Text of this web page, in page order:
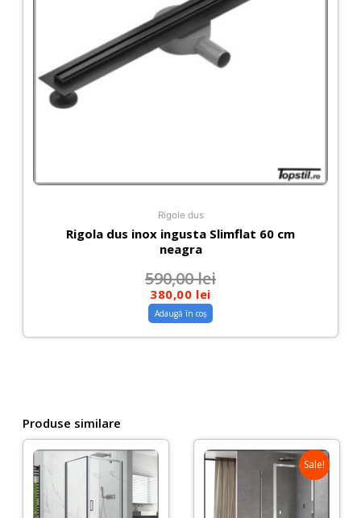
Rigole dus
Rigola dus inox ingusta Slimflat 60 cm
neagra
590,00lei
380,00 lei
Adaugă în coș
Produse similare
Sale!